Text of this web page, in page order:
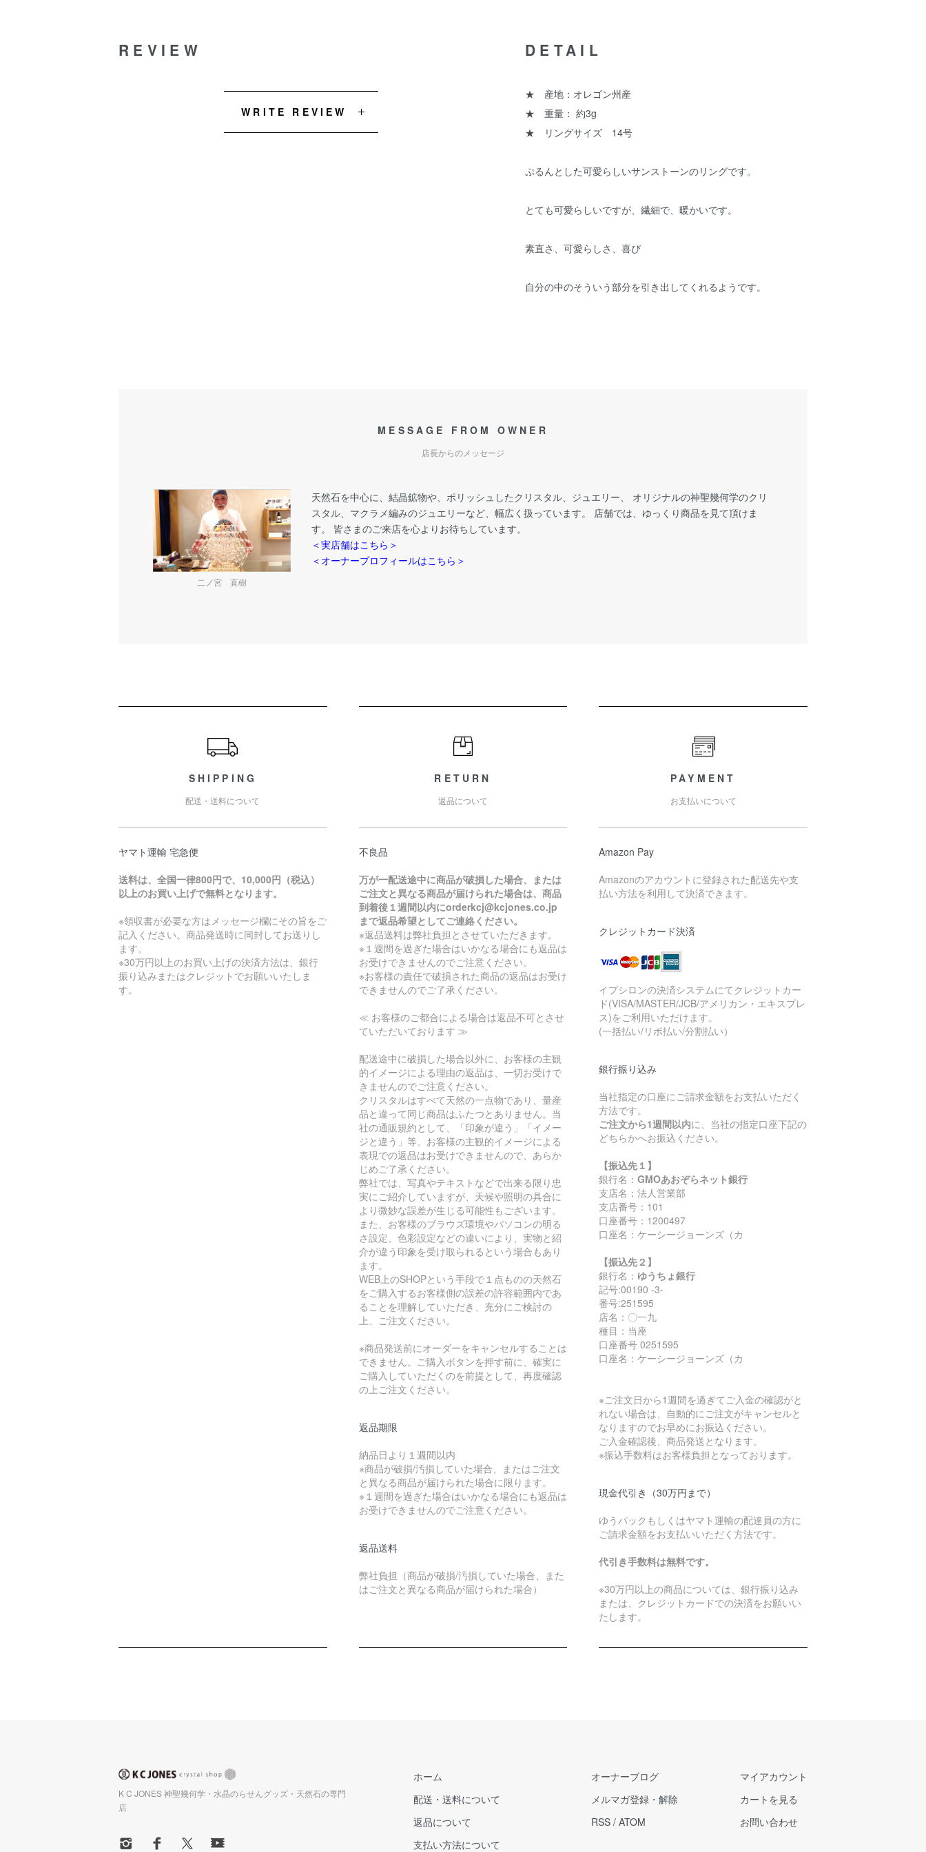
DETAIL
★ 産地：オレゴン州産
★ 重量： 約3g
★ リングサイズ 14号
ぷるんとした可愛らしいサンストーンのリングです。
とても可愛らしいですが、繊細で、暖かいです。
素直さ、可愛らしさ、喜び
自分の中のそういう部分を引き出してくれるようです。
REVIEW
WRITE REVIEW
MESSAGE FROM OWNER
店長からのメッセージ
二ノ宮 直樹
天然石を中心に、結晶鉱物や、ポリッシュしたクリスタル、ジュエリー、 オリジナルの神聖幾何学のクリ
スタル、マクラメ編みのジュエリーなど、幅広く扱っています。 店舗では、ゆっくり商品を見て頂けま
す。 皆さまのご来店を心よりお待ちしています。
＜実店舗はこちら＞
＜オーナープロフィールはこちら＞
SHIPPING
配送・送料について
ヤマト運輸 宅急便
送料は、全国一律800円で、10,000円（税込）
以上のお買い上げで無料となります。
※領収書が必要な方はメッセージ欄にその旨をご
記入ください。商品発送時に同封してお送りし
ます。
※30万円以上のお買い上げの決済方法は、銀行
振り込みまたはクレジットでお願いいたしま
す。
RETURN
返品について
不良品
万が一配送途中に商品が破損した場合、または
ご注文と異なる商品が届けられた場合は、商品
到着後１週間以内にorderkcj@kcjones.co.jp
まで返品希望としてご連絡ください。
※返品送料は弊社負担とさせていただきます。
※１週間を過ぎた場合はいかなる場合にも返品は
お受けできませんのでご注意ください。
※お客様の責任で破損された商品の返品はお受け
できませんのでご了承ください。
≪ お客様のご都合による場合は返品不可とさせ
ていただいております ≫
配送途中に破損した場合以外に、お客様の主観
的イメージによる理由の返品は、一切お受けで
きませんのでご注意ください。
クリスタルはすべて天然の一点物であり、量産
品と違って同じ商品はふたつとありません。当
社の通販規約として、「印象が違う」「イメー
ジと違う」等、お客様の主観的イメージによる
表現での返品はお受けできませんので、あらか
じめご了承ください。
弊社では、写真やテキストなどで出来る限り忠
実にご紹介していますが、天候や照明の具合に
より微妙な誤差が生じる可能性もございます。
また、お客様のブラウズ環境やパソコンの明る
さ設定、色彩設定などの違いにより、実物と紹
介が違う印象を受け取られるという場合もあり
ます。
WEB上のSHOPという手段で１点ものの天然石
をご購入するお客様側の誤差の許容範囲内であ
ることを理解していただき、充分にご検討の
上、ご注文ください。
※商品発送前にオーダーをキャンセルすることは
できません。ご購入ボタンを押す前に、確実に
ご購入していただくのを前提として、再度確認
の上ご注文ください。
返品期限
納品日より１週間以内
※商品が破損/汚損していた場合、またはご注文
と異なる商品が届けられた場合に限ります。
※１週間を過ぎた場合はいかなる場合にも返品は
お受けできませんのでご注意ください。
返品送料
弊社負担（商品が破損/汚損していた場合、また
はご注文と異なる商品が届けられた場合）
PAYMENT
お支払いについて
Amazon Pay
Amazonのアカウントに登録された配送先や支
払い方法を利用して決済できます。
クレジットカード決済
イプシロンの決済システムにてクレジットカー
ド(VISA/MASTER/JCB/アメリカン・エキスプレ
ス)をご利用いただけます。
(一括払い/リボ払い/分割払い）
銀行振り込み
当社指定の口座にご請求金額をお支払いただく
方法です。
ご注文から1週間以内に、当社の指定口座下記の
どちらかへお振込ください。
【振込先１】
銀行名：GMOあおぞらネット銀行
支店名：法人営業部
支店番号：101
口座番号：1200497
口座名：ケーシージョーンズ（カ
【振込先２】
銀行名： ゆうちょ銀行
記号:00190 -3-
番号:251595
店名：〇一九
種目：当座
口座番号 0251595
口座名：ケーシージョーンズ（カ
※ご注文日から1週間を過ぎてご入金の確認がと
れない場合は、自動的にご注文がキャンセルと
なりますのでお早めにお振込ください。
ご入金確認後、商品発送となります。
※振込手数料はお客様負担となっております。
現金代引き（30万円まで）
ゆうパックもしくはヤマト運輸の配達員の方に
ご請求金額をお支払いいただく方法です。
代引き手数料は無料です。
※30万円以上の商品については、銀行振り込み
または、クレジットカードでの決済をお願いい
たします。
K C JONES 神聖幾何学・水晶のらせんグッズ・天然石の専門
店
ホーム
配送・送料について
返品について
支払い方法について
オーナーブログ
メルマガ登録・解除
RSS / ATOM
マイアカウント
カートを見る
お問い合わせ